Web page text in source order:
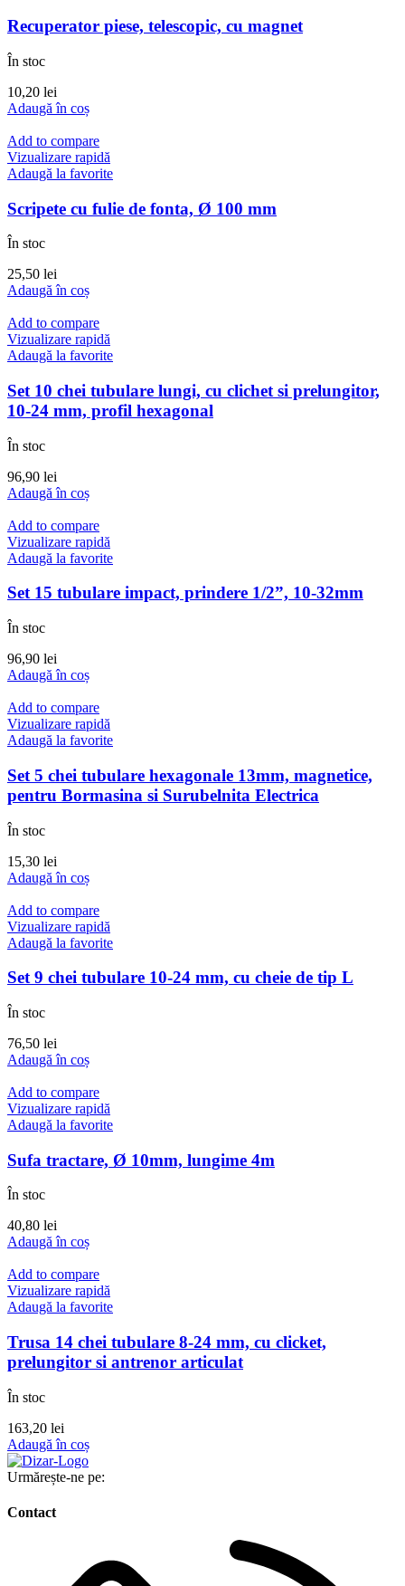
Recuperator piese, telescopic, cu magnet
În stoc
10,20 lei
Adaugă în coș
Add to compare
Vizualizare rapidă
Adaugă la favorite
Scripete cu fulie de fonta, Ø 100 mm
În stoc
25,50 lei
Adaugă în coș
Add to compare
Vizualizare rapidă
Adaugă la favorite
Set 10 chei tubulare lungi, cu clichet si prelungitor,
10-24 mm, profil hexagonal
În stoc
96,90 lei
Adaugă în coș
Add to compare
Vizualizare rapidă
Adaugă la favorite
Set 15 tubulare impact, prindere 1/2”, 10-32mm
În stoc
96,90 lei
Adaugă în coș
Add to compare
Vizualizare rapidă
Adaugă la favorite
Set 5 chei tubulare hexagonale 13mm, magnetice,
pentru Bormasina si Surubelnita Electrica
În stoc
15,30 lei
Adaugă în coș
Add to compare
Vizualizare rapidă
Adaugă la favorite
Set 9 chei tubulare 10-24 mm, cu cheie de tip L
În stoc
76,50 lei
Adaugă în coș
Add to compare
Vizualizare rapidă
Adaugă la favorite
Sufa tractare, Ø 10mm, lungime 4m
În stoc
40,80 lei
Adaugă în coș
Add to compare
Vizualizare rapidă
Adaugă la favorite
Trusa 14 chei tubulare 8-24 mm, cu clicket,
prelungitor si antrenor articulat
În stoc
163,20 lei
Adaugă în coș
Urmărește-ne pe:
Contact